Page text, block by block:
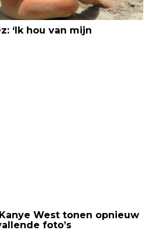
‘Ik hou van mijn
West tonen opnieuw
foto’s